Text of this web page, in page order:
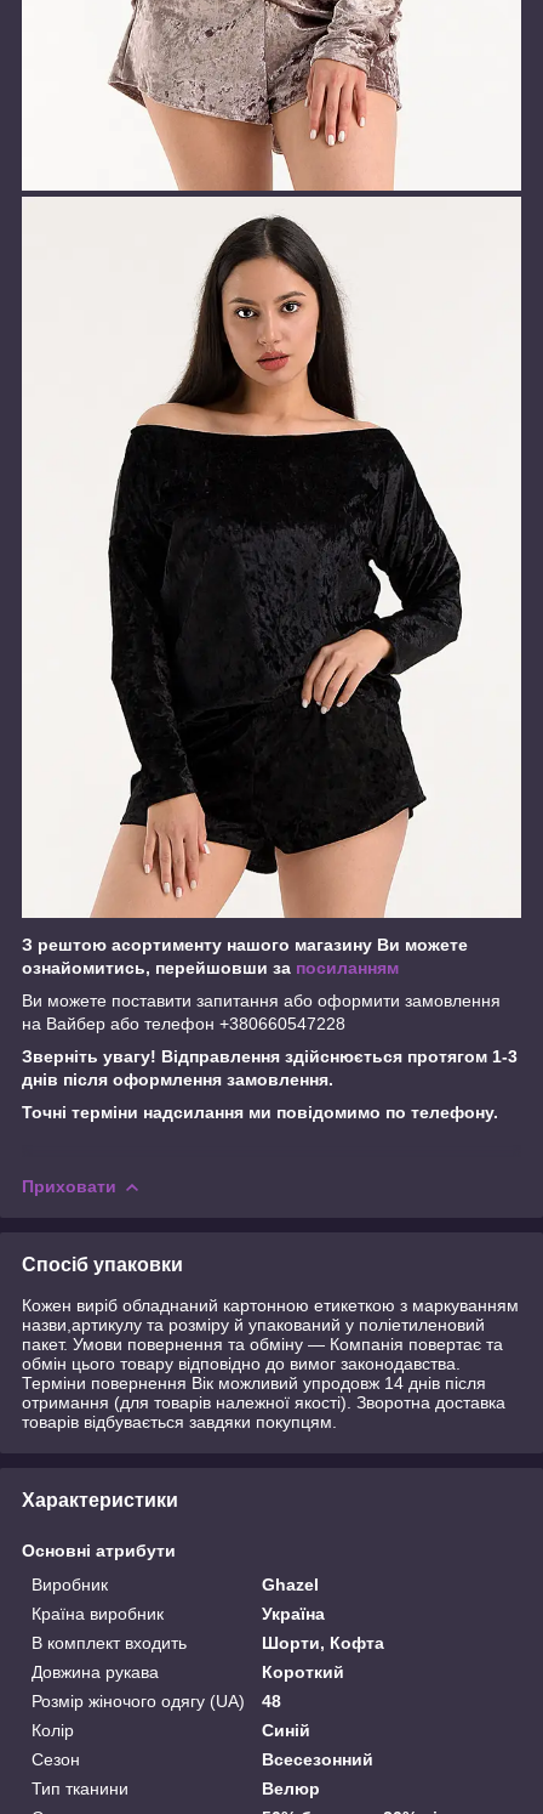
З рештою асортименту нашого магазину Ви можете
ознайомитись, перейшовши за посиланням
Ви можете поставити запитання або оформити замовлення
на Вайбер або телефон +380660547228
Зверніть увагу! Відправлення здійснюється протягом 1-3
днів після оформлення замовлення.
Точні терміни надсилання ми повідомимо по телефону.
Приховати
Спосіб упаковки
Кожен виріб обладнаний картонною етикеткою з маркуванням
назви,артикулу та розміру й упакований у поліетиленовий
пакет. Умови повернення та обміну — Компанія повертає та
обмін цього товару відповідно до вимог законодавства.
Терміни повернення Вік можливий упродовж 14 днів після
отримання (для товарів належної якості). Зворотна доставка
товарів відбувається завдяки покупцям.
Характеристики
Основні атрибути
Виробник
Ghazel
Країна виробник
Україна
В комплект входить
Шорти, Кофта
Довжина рукава
Короткий
Розмір жіночого одягу (UA)
48
Колір
Синій
Сезон
Всесезонний
Тип тканини
Велюр